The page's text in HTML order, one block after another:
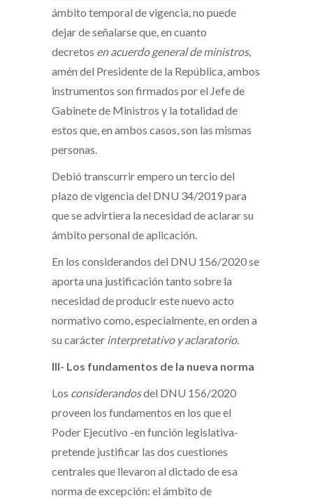
ámbito temporal de vigencia, no puede
dejar de señalarse que, en cuanto
decretos en acuerdo general de ministros,
amén del Presidente de la República, ambos
instrumentos son firmados por el Jefe de
Gabinete de Ministros y la totalidad de
estos que, en ambos casos, son las mismas
personas.
Debió transcurrir empero un tercio del
plazo de vigencia del DNU 34/2019 para
que se advirtiera la necesidad de aclarar su
ámbito personal de aplicación.
En los considerandos del DNU 156/2020 se
aporta una justificación tanto sobre la
necesidad de producir este nuevo acto
normativo como, especialmente, en orden a
su carácter interpretativo y aclaratorio.
III- Los fundamentos de la nueva norma
Los considerandosdel DNU 156/2020
proveen los fundamentos en los que el
Poder Ejecutivo -en función legislativa-
pretende justificar las dos cuestiones
centrales que llevaron al dictado de esa
norma de excepción: el ámbito de